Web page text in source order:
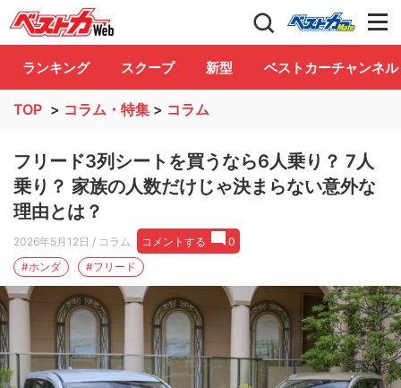
自動車情報誌「ベストカー」 Club
ランキング スクープ 新型 ベストカーチャンネル
TOP > コラム・特集 > コラム
フリード3列シートを買うなら6人乗り？ 7人
乗り？ 家族の人数だけじゃ決まらない意外な
理由とは？
2026年5月12日 / コラム コメントする
0
#ホンダ
#フリード